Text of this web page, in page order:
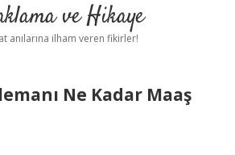
Yasal Uyarıve Hikaye
anılarına ilham veren fikirler!
Ne Kadar Maaş